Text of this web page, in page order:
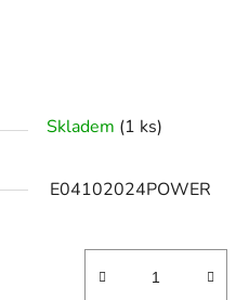
Skladem (1 ks)
E04102024POWER